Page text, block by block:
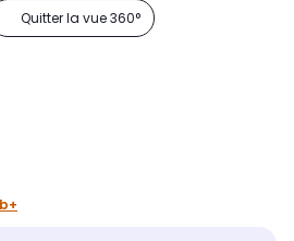
Quitter la vue 360°